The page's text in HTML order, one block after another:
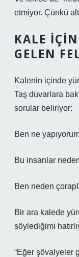
etmiyor. Çünkü
KALE
GELEN
Kalenin içinde
Taş duvarlara
sorular beliriyor:
Ben ne
Bu insanlar
Ben neden
Bir ara kalede
söylediğimi
“Eğer şövalyeler